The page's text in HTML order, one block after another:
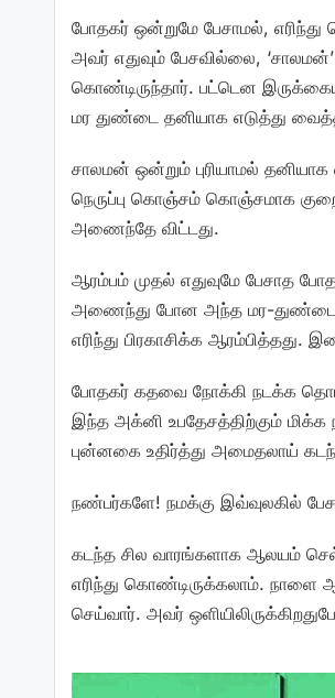
போதகர் ஒன்றுமே பேசாமல், எரிந்து
அவர் எதுவும் பேசவில்லை,
கொண்டிருந்தார். பட்டென
மர துண்டை தனியாக எடுத்து
சாலமன் ஒன்றும் புரியாமல்
நெருப்பு கொஞ்சம் கொஞ்சமாக
அணைந்தே விட்டது.
ஆரம்பம் முதல் எதுவுமே பேசாத
அணைந்து போன அந்த மர-துண்டை
எரிந்து பிரகாசிக்க
போதகர் கதவை நோக்கி நடக்க
இந்த அக்னி உபதேசத்திற்கும் மிக்க
புன்னகை உதிர்த்து அமைதலாய்
நண்பர்களே! நமக்கு இவ்வுலகில்
கடந்த சில வாரங்களாக ஆலயம்
எரிந்து கொண்டிருக்கலாம். நாளை
செய்வார். அவர்